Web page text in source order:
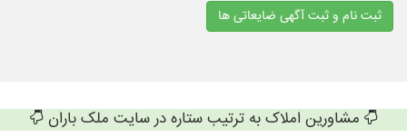
ثبت نام و ثبت آگهی ضایعاتی ها
مشاورین املاک به ترتیب ستاره در سایت ملک باران